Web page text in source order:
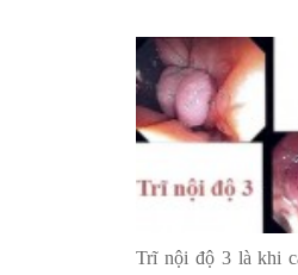
Trĩ nội độ 3 là khi